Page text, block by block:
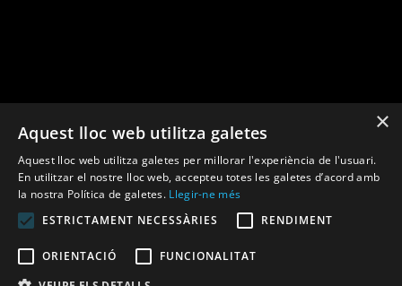
Financiado por la Unión Europea –
NextGenerationEU
×
Aquest lloc web utilitza galetes
Aquest lloc web utilitza galetes per millorar l'experiència de l'usuari.
En utilitzar el nostre lloc web, accepteu totes les galetes d’acord amb
la nostra Política de galetes. Llegir-ne més
ESTRICTAMENT NECESSÀRIES
RENDIMENT
ORIENTACIÓ
FUNCIONALITAT